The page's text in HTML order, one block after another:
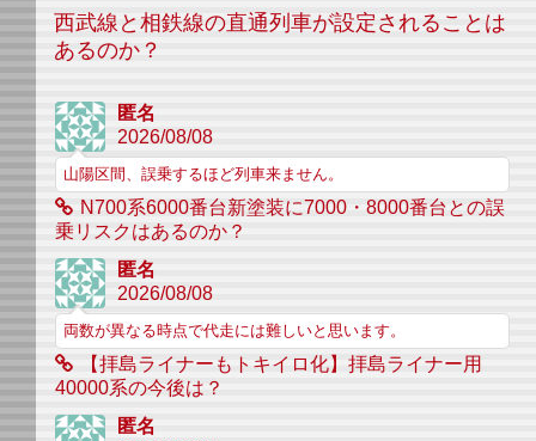
西武線と相鉄線の直通列車が設定されることは
あるのか？
匿名
2026/08/08
山陽区間、誤乗するほど列車来ません。
N700系6000番台新塗装に7000・8000番台との誤
乗リスクはあるのか？
匿名
2026/08/08
両数が異なる時点で代走には難しいと思います。
【拝島ライナーもトキイロ化】拝島ライナー用
40000系の今後は？
匿名